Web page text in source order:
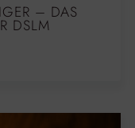
– DAS
DSLM